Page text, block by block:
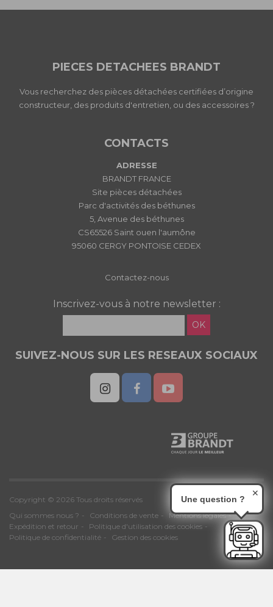
PIECES DETACHEES BRANDT
Vous recherchez des pièces détachées certifiées d’origine
constructeur, des produits d'entretien, ou des accessoires ?
CONTACTS
ADRESSE
BRANDT FRANCE
Site pièces détachées
Parc d'activités des béthunes
5, Avenue des béthunes
CS65526 Saint ouen l'aumône
95060 CERGY PONTOISE CEDEX
Contactez-nous
Inscrivez-vous à notre newsletter :
OK
SUIVEZ-NOUS SUR LES RESEAUX SOCIAUX
Copyright © 2026 Tous droits réservés
Qui sommes nous ?
Conditions de vente
Mentions légales
Expédition et retour
Politique d'utilisation des cookies
Politique de confidentialité
Gestion des cookies
Une question ?
✕